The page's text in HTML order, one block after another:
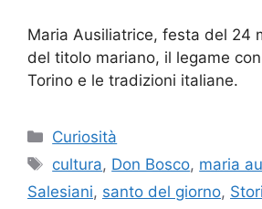
Maria Ausiliatrice, festa del 24
del titolo mariano, il legame
Torino e le tradizioni italiane.
Categorie
Curiosità
Tag
cultura, Don Bosco, maria
Salesiani, santo del giorno,